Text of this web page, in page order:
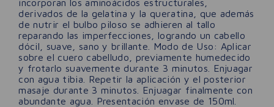
incorporan los aminoácidos estructurales,
derivados de la gelatina y la queratina, que además
de nutrir el bulbo piloso se adhieren al tallo
reparando las imperfecciones, logrando un cabello
dócil, suave, sano y brillante. Modo de Uso: Aplicar
sobre el cuero cabelludo, previamente humedecido
y frotarlo suavemente durante 3 minutos. Enjuagar
con agua tibia. Repetir la aplicación y el posterior
masaje durante 3 minutos. Enjuagar finalmente con
abundante agua. Presentación envase de 150ml.